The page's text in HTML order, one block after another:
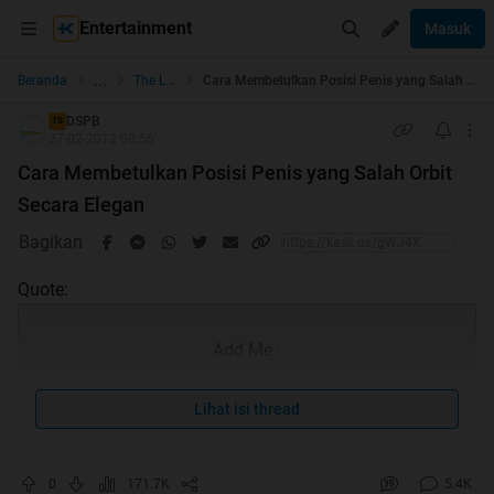
Entertainment Masuk
Beranda ... The Lounge
TS
DSPB
Cara Membetulkan Posisi Penis yang Salah Orbit
Secara Elegan
Bagikan
Quote:
Jangan Lupa di
Lihat isi thread
0 171.7K 5.4K